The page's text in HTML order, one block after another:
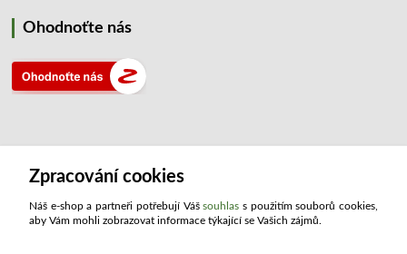
Ohodnoťte nás
Kontakty
ATLAS drogerie ®
Zpracování cookies
Náš e-shop a partneři potřebují Vášsouhlas s použitím souborů cookies,
aby Vám mohli zobrazovat informace týkající se Vašich zájmů.